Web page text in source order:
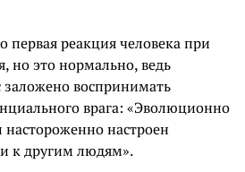
первая реакция человека при
но это нормально, ведь
заложено воспринимать
врага: «Эволюционно
настроен
к другим людям».